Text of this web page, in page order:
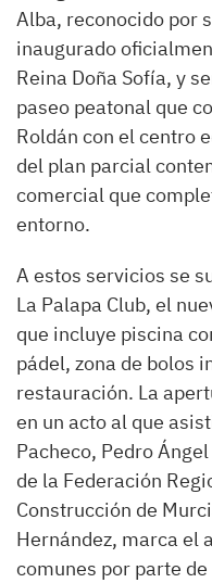
Alba, reconocido por
inaugurado
Reina Doña Sofía, y
paseo peatonal que
Roldán con el centro
del plan parcial
comercial que
entorno.
A estos servicios se
La Palapa Club, el
que incluye piscina
pádel, zona de bolos
restauración. La
en un acto al que
Pacheco, Pedro
de la Federación
Construcción de
Hernández, marca el
comunes por parte